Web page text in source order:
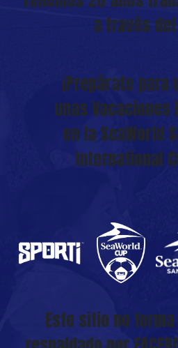
a través
¡Prepárate para
unas Vacaciones
en la SeaWorld
International
Este sitio no